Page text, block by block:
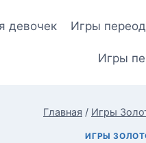
девочек Игры
Игры
Главная / Игры
ИГРЫ